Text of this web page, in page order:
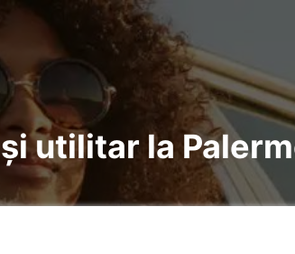
utilitar la